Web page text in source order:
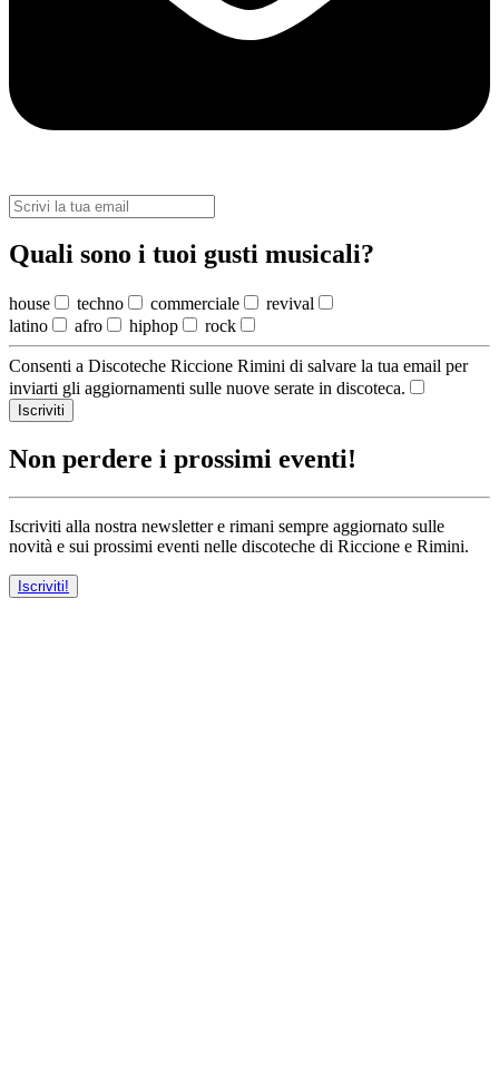
Quali sono i tuoi gusti musicali?
house techno commerciale
revival
latino
afro hiphop rock
Consenti a Discoteche Riccione Rimini di salvare la tua email per
inviarti gli aggiornamenti sulle nuove serate in discoteca.
Iscriviti
Non perdere i prossimi eventi!
Iscriviti alla nostra newsletter e rimani sempre aggiornato sulle
novità e sui prossimi eventi nelle discoteche di Riccione e Rimini.
Iscriviti!